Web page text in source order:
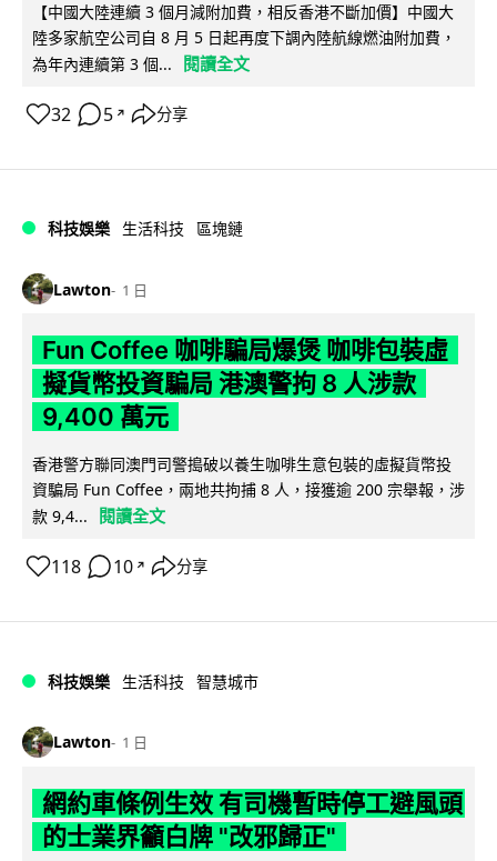
【中國大陸連續 3 個月減附加費，相反香港不斷加價】中國大
陸多家航空公司自 8 月 5 日起再度下調內陸航線燃油附加費，
為年內連續第 3 個...
閱讀全文
32 5 ↗ 分享
科技娛樂 生活科技 區塊鏈
Lawton 1 日
Fun Coffee 咖啡騙局爆煲 咖啡包裝虛
擬貨幣投資騙局 港澳警拘 8 人涉款
9,400 萬元
香港警方聯同澳門司警搗破以養生咖啡生意包裝的虛擬貨幣投
資騙局 Fun Coffee，兩地共拘捕 8 人，接獲逾 200 宗舉報，涉
款 9,4...
閱讀全文
118 10 ↗ 分享
科技娛樂 生活科技 智慧城市
Lawton 1 日
網約車條例生效 有司機暫時停工避風頭
的士業界籲白牌 "改邪歸正"